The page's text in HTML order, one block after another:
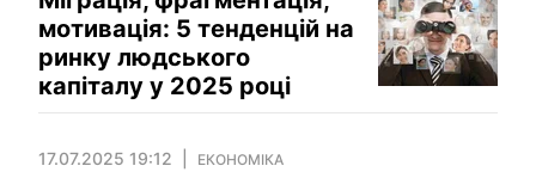
мотивація: 5 тенденцій на
ринку людського
капіталу у 2025 році
17.07.2025 19:12 ЕКОНОМІКА